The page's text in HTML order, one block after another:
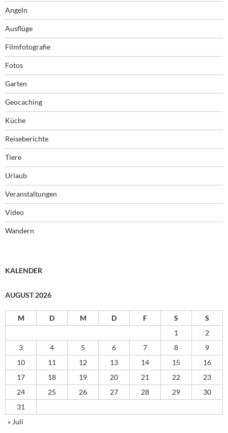
Angeln
Ausflüge
Filmfotografie
Fotos
Garten
Geocaching
Küche
Reiseberichte
Tiere
Urlaub
Veranstaltungen
Video
Wandern
KALENDER
AUGUST 2026
M D M D F S
S
1
2
3
4 5 6 7 8
9
10
11 12 13 14 15
16
17
18 19 20 21 22
23
24
25 26 27 28 29
30
31
« Juli